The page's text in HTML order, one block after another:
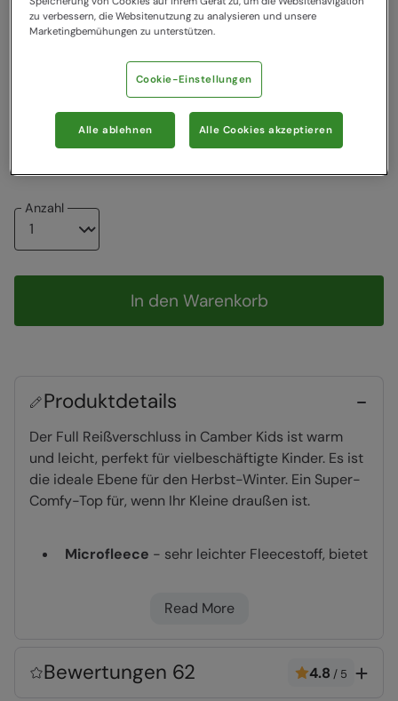
Wählen Sie eine EU-Größe
Grössentabelle
104 116 128 140 152 164
Anzahl
In den Warenkorb
Produktdetails
Der Full Reißverschluss in Camber Kids ist warm
und leicht, perfekt für vielbeschäftigte Kinder. Es ist
die ideale Ebene für den Herbst-Winter. Ein Super-
Comfy-Top für, wenn Ihr Kleine draußen ist.
Microfleece - sehr leichter Fleecestoff, bietet
wenn Sie es brauchen
Anti-Fussel-Gewebe
Read More
Bewertungen 62 4.8 / 5
zu verbessern, die Websitenutzung zu analysieren und unsere
Marketingbemühungen zu unterstützen.
Cookie-Einstellungen
Alle ablehnen Alle Cookies akzeptieren